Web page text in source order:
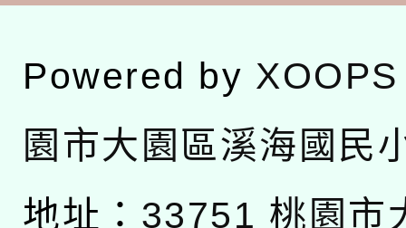
Powered by XOOPS
園市大園區溪海國民
地址： 33751 桃園市